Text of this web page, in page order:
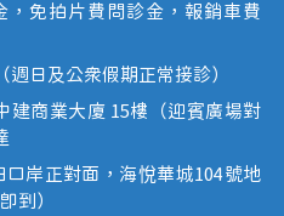
免拍片費問診金，報銷車費
週日及公眾假期正常接診）
建商業大廈 15樓（迎賓廣場對
岸正對面，海悅華城104號地
到）